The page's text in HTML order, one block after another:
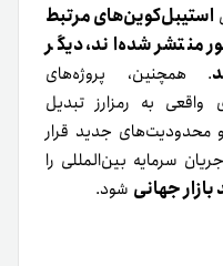
استیبل‌کوین‌های مرتبط
منتشر شده‌اند، دیگر
. همچنین، پروژه‌های
واقعی به رمزارز تبدیل
محدودیت‌های جدید قرار
سرمایه بین‌المللی را
جهانی شود.